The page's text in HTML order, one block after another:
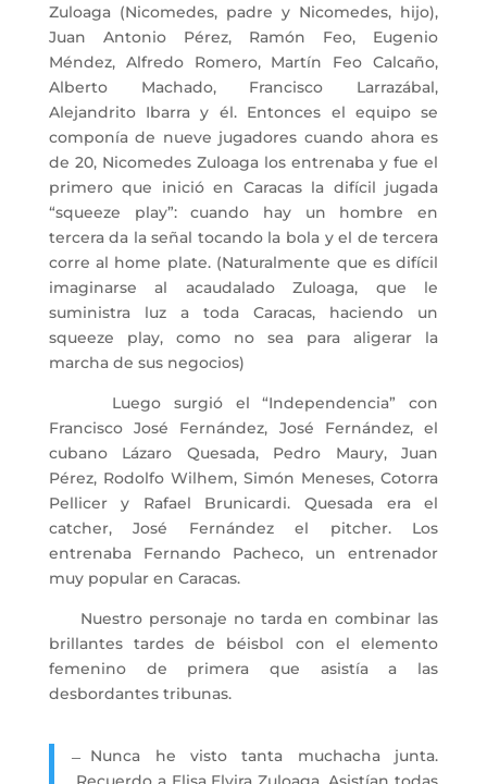
Zuloaga (Nicomedes, padre y Nicomedes, hijo),
Juan Antonio Pérez, Ramón Feo, Eugenio
Méndez, Alfredo Romero, Martín Feo Calcaño,
Alberto Machado, Francisco Larrazábal,
Alejandrito Ibarra y él. Entonces el equipo se
componía de nueve jugadores cuando ahora es
de 20, Nicomedes Zuloaga los entrenaba y fue el
primero que inició en Caracas la difícil jugada
“squeeze play”: cuando hay un hombre en
tercera da la señal tocando la bola y el de tercera
corre al home plate. (Naturalmente que es difícil
imaginarse al acaudalado Zuloaga, que le
suministra luz a toda Caracas, haciendo un
squeeze play, como no sea para aligerar la
marcha de sus negocios)
Luego surgió el “Independencia” con
Francisco José Fernández, José Fernández, el
cubano Lázaro Quesada, Pedro Maury, Juan
Pérez, Rodolfo Wilhem, Simón Meneses, Cotorra
Pellicer y Rafael Brunicardi. Quesada era el
catcher, José Fernández el pitcher. Los
entrenaba Fernando Pacheco, un entrenador
muy popular en Caracas.
Nuestro personaje no tarda en combinar las
brillantes tardes de béisbol con el elemento
femenino de primera que asistía a las
desbordantes tribunas.
̶ Nunca he visto tanta muchacha junta.